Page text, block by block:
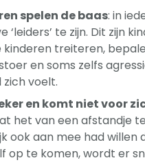
spelen de baas: in
‘leiders’ te zijn. Dit zijn
kinderen treiteren,
en soms zelfs
voelt.
en komt niet voor
het van een afstandje
ook aan mee had
op te komen, wordt er